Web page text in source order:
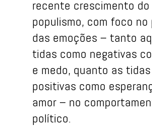
recente crescimento do
populismo, com foco no
das emoções – tanto
tidas como negativas
e medo, quanto as
positivas como
amor – no
político.